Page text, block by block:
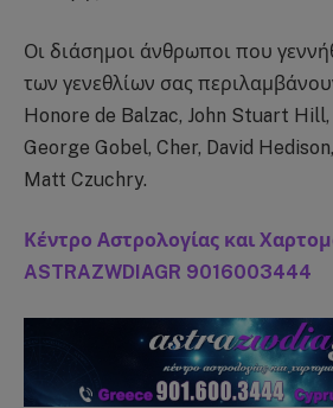
Οι διάσημοι άνθρωποι που
των γενεθλίων σας
Honore de Balzac, John Stuart
George Gobel, Cher, David
Matt Czuchry.
Κέντρο Αστρολογίας και
ASTRAZWDIAGR 9016003444